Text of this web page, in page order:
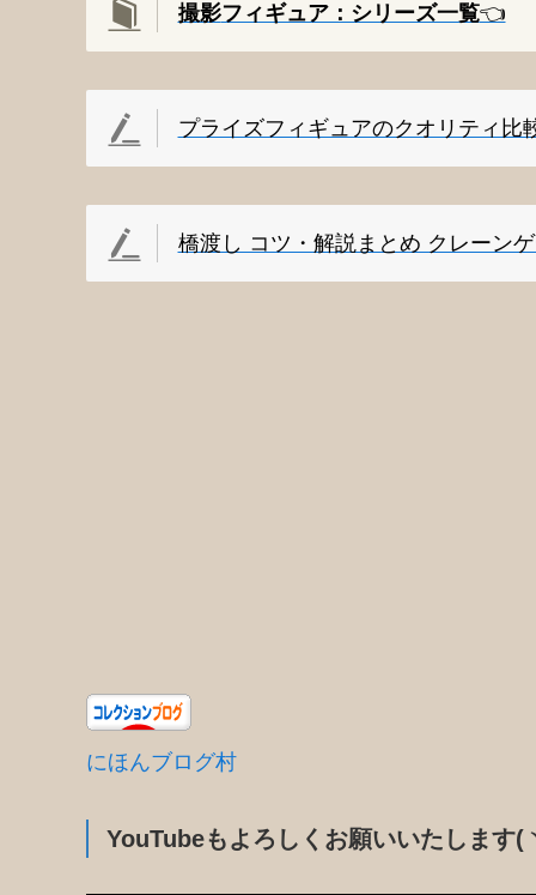
撮影フィギュア：シリーズ一覧👈️
プライズフィギュアのクオリティ比
橋渡し コツ・解説まとめ クレーン
にほんブログ村
YouTubeもよろしくお願いいたします(